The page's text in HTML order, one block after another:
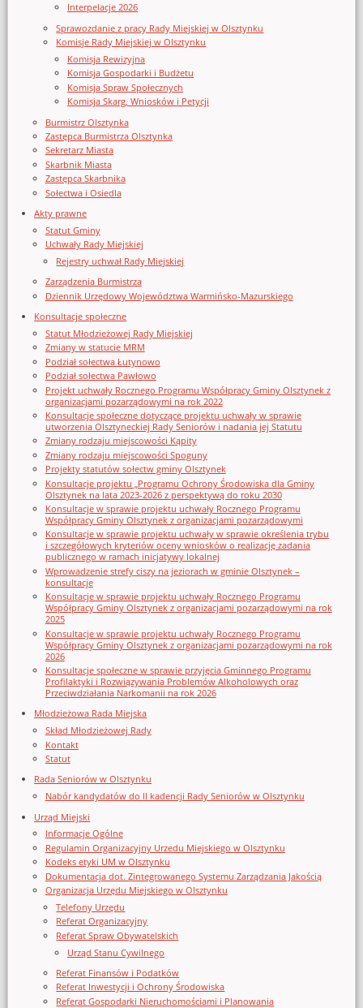
Interpelacje 2026
Sprawozdanie z pracy Rady Miejskiej w Olsztynku
Komisje Rady Miejskiej w Olsztynku
Komisja Rewizyjna
Komisja Gospodarki i Budżetu
Komisja Spraw Społecznych
Komisja Skarg, Wniosków i Petycji
Burmistrz Olsztynka
Zastępca Burmistrza Olsztynka
Sekretarz Miasta
Skarbnik Miasta
Zastępca Skarbnika
Sołectwa i Osiedla
Akty prawne
Statut Gminy
Uchwały Rady Miejskiej
Rejestry uchwał Rady Miejskiej
Zarządzenia Burmistrza
Dziennik Urzędowy Województwa Warmińsko-Mazurskiego
Konsultacje społeczne
Statut Młodzieżowej Rady Miejskiej
Zmiany w statucie MRM
Podział sołectwa Łutynowo
Podział sołectwa Pawłowo
Projekt uchwały Rocznego Programu Współpracy Gminy Olsztynek z
organizacjami pozarządowymi na rok 2022
Konsultacje społeczne dotyczące projektu uchwały w sprawie
utworzenia Olsztyneckiej Rady Seniorów i nadania jej Statutu
Zmiany rodzaju miejscowości Kąpity
Zmiany rodzaju miejscowości Spoguny
Projekty statutów sołectw gminy Olsztynek
Konsultacje projektu „Programu Ochrony Środowiska dla Gminy
Olsztynek na lata 2023-2026 z perspektywą do roku 2030
Konsultacje w sprawie projektu uchwały Rocznego Programu
Współpracy Gminy Olsztynek z organizacjami pozarządowymi
Konsultacje w sprawie projektu uchwały w sprawie określenia trybu
i szczegółowych kryteriów oceny wniosków o realizację zadania
publicznego w ramach inicjatywy lokalnej
Wprowadzenie strefy ciszy na jeziorach w gminie Olsztynek –
konsultacje
Konsultacje w sprawie projektu uchwały Rocznego Programu
Współpracy Gminy Olsztynek z organizacjami pozarządowymi na rok
2025
Konsultacje w sprawie projektu uchwały Rocznego Programu
Współpracy Gminy Olsztynek z organizacjami pozarządowymi na rok
2026
Konsultacje społeczne w sprawie przyjęcia Gminnego Programu
Profilaktyki i Rozwiązywania Problemów Alkoholowych oraz
Przeciwdziałania Narkomanii na rok 2026
Młodzieżowa Rada Miejska
Skład Młodzieżowej Rady
Kontakt
Statut
Rada Seniorów w Olsztynku
Nabór kandydatów do II kadencji Rady Seniorów w Olsztynku
Urząd Miejski
Informacje Ogólne
Regulamin Organizacyjny Urzedu Miejskiego w Olsztynku
Kodeks etyki UM w Olsztynku
Dokumentacja dot. Zintegrowanego Systemu Zarządzania Jakością
Organizacja Urzędu Miejskiego w Olsztynku
Telefony Urzędu
Referat Organizacyjny
Referat Spraw Obywatelskich
Urząd Stanu Cywilnego
Referat Finansów i Podatków
Referat Inwestycji i Ochrony Środowiska
Referat Gospodarki Nieruchomościami i Planowania